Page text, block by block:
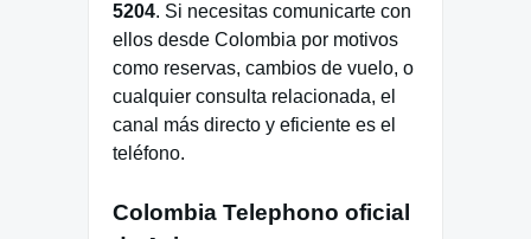
5204. Si necesitas comunicarte con
ellos desde Colombia por motivos
como reservas, cambios de vuelo, o
cualquier consulta relacionada, el
canal más directo y eficiente es el
teléfono.
Colombia Telephono oficial